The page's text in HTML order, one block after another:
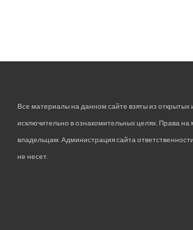
Все материалы на данном сайте взяты из открытых
исключительно в ознакомительных целях. Права
владельцам. Администрация сайта
не несет.